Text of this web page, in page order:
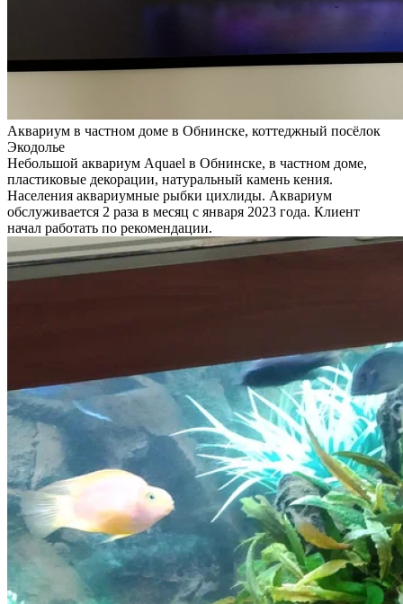
Аквариум в частном доме в Обнинске, коттеджный посёлок
Экодолье
Небольшой аквариум Aquael в Обнинске, в частном доме,
пластиковые декорации, натуральный камень кения.
Населения аквариумные рыбки цихлиды. Аквариум
обслуживается 2 раза в месяц с января 2023 года. Клиент
начал работать по рекомендации.